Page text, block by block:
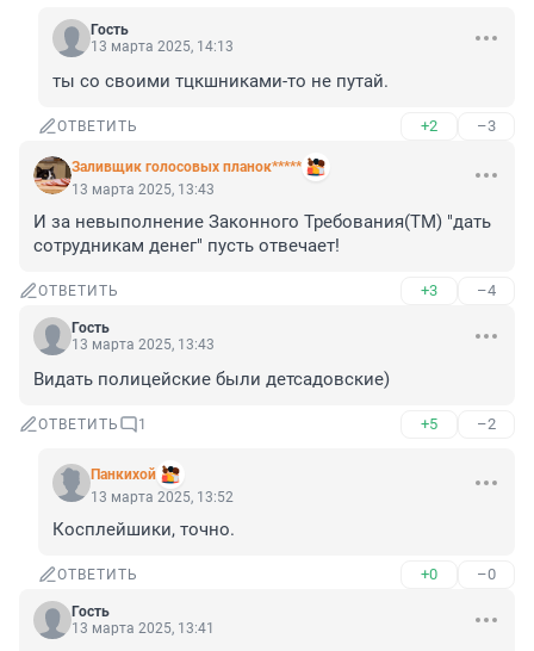
Гость
13 марта 2025, 14:13
ты со своими тцкшниками-то не путай.
ОТВЕТИТЬ +2 –3
Заливщик голосовых планок*****
13 марта 2025, 13:43
И за невыполнение Законного Требования(ТМ) "дать
сотрудникам денег" пусть отвечает!
ОТВЕТИТЬ +3 –4
Гость
13 марта 2025, 13:43
Видать полицейские были детсадовские)
ОТВЕТИТЬ 1 +5 –2
Панкихой
13 марта 2025, 13:52
Косплейшики, точно.
ОТВЕТИТЬ +0 –0
Гость
13 марта 2025, 13:41